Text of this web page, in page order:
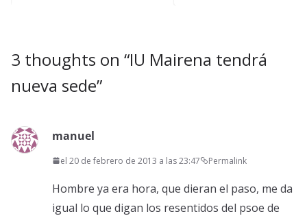
3 thoughts on “IU Mairena tendrá
nueva sede”
manuel
el 20 de febrero de 2013 a las 23:47 Permalink
Hombre ya era hora, que dieran el paso, me da
igual lo que digan los resentidos del psoe de